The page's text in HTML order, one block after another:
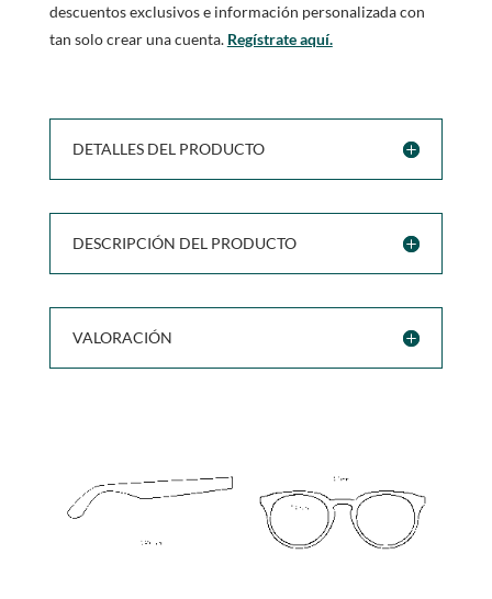
descuentos exclusivos e información personalizada con
tan solo crear una cuenta. Regístrate aquí.
DETALLES DEL PRODUCTO
DESCRIPCIÓN DEL PRODUCTO
VALORACIÓN